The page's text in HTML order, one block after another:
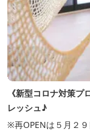
《新型コロナ対策
レッシュ♪
※再OPENは５月２９日（